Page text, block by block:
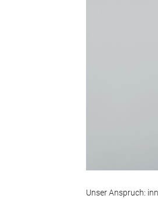
Unser Anspruch: